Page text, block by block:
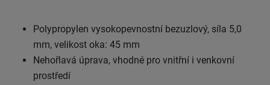
Polypropylen vysokopevnostní bezuzlový, síla 5,0
mm, velikost oka: 45 mm
Nehořlavá úprava, vhodné pro vnitřní i venkovní
prostředí